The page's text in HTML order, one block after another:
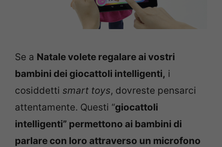
Se a Natale volete regalare ai vostri
bambini dei giocattoli intelligenti, i
cosiddetti smart toys, dovreste pensarci
attentamente. Questi “giocattoli
intelligenti” permettono ai bambini di
parlare con loro attraverso un microfono